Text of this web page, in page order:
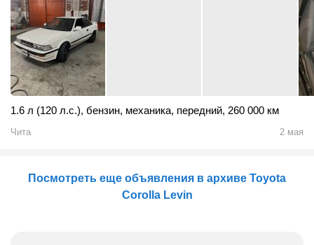
1.6 л (120 л.с.), бензин, механика, передний, 260 000 км
Чита 2 мая
Посмотреть еще объявления в архиве Toyota
Corolla Levin